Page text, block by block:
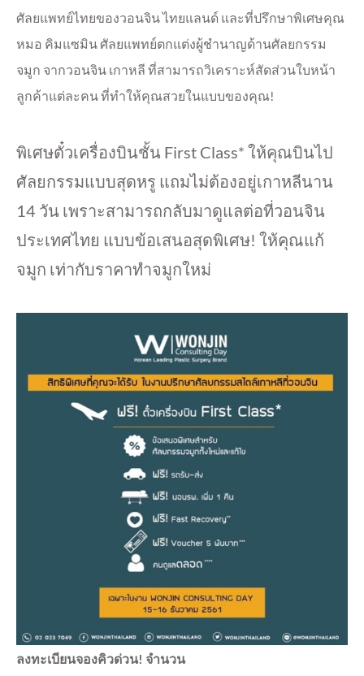
ศัลยแพทย์ไทยของวอนจิน ไทยแลนด์ และที่ปรึกษาพิเศษคุณ
หมอ คิมแซมิน ศัลยแพทย์ตกแต่งผู้ชำนาญด้านศัลยกรรม
จมูก จากวอนจิน เกาหลี ที่สามารถวิเคราะห์สัดส่วนใบหน้า
ลูกค้าแต่ละคน ที่ทำให้คุณสวยในแบบของคุณ!
พิเศษตั๋วเครื่องบินชั้น First Class* ให้คุณบินไป
ศัลยกรรมแบบสุดหรู แถมไม่ต้องอยู่เกาหลีนาน
14 วัน เพราะสามารถกลับมาดูแลต่อที่วอนจิน
ประเทศไทย แบบข้อเสนอสุดพิเศษ! ให้คุณแก้
จมูก เท่ากับราคาทำจมูกใหม่
ลงทะเบียนจองคิวด่วน! จำนวน